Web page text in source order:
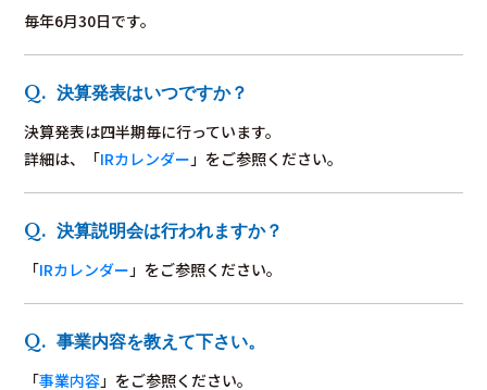
毎年6月30日です。
決算発表はいつですか？
決算発表は四半期毎に行っています。
詳細は、「IRカレンダー」をご参照ください。
決算説明会は行われますか？
「IRカレンダー」をご参照ください。
事業内容を教えて下さい。
「事業内容」をご参照ください。